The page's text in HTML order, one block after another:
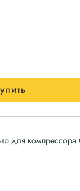
для компрессора